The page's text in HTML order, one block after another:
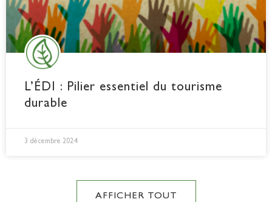
L’ÉDI : Pilier essentiel du tourisme
durable
3 décembre 2024
AFFICHER TOUT